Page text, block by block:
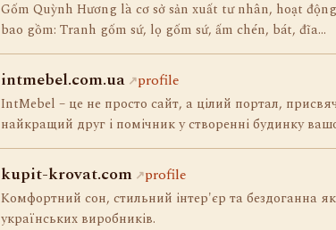
Gốm Quỳnh Hương là cơ sở sản xuất tư nhân, hoạt
bao gồm: Tranh gốm sứ, lọ gốm sứ, ấm chén, bát, đĩa…
intmebel.com.ua profile
IntMebel – це не просто сайт, а цілий портал,
найкращий друг і помічник у створенні будинку
kupit-krovat.com profile
Комфортний сон, стильний інтер'єр та бездоганна
українських виробників.